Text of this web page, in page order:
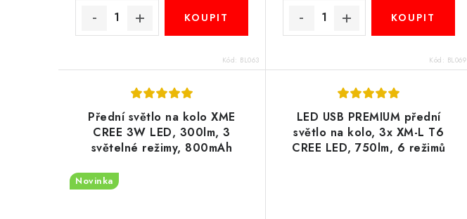
Kód: BL063 Kód: BL069
Přední světlo na kolo XME
CREE 3W LED, 300lm, 3
světelné režimy, 800mAh
Novinka
LED USB PREMIUM přední
světlo na kolo, 3x XM-L T6
CREE LED, 750lm, 6 režimů